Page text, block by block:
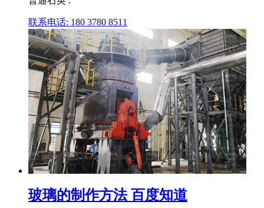
联系电话: 180 3780 8511
玻璃的制作方法 百度知道